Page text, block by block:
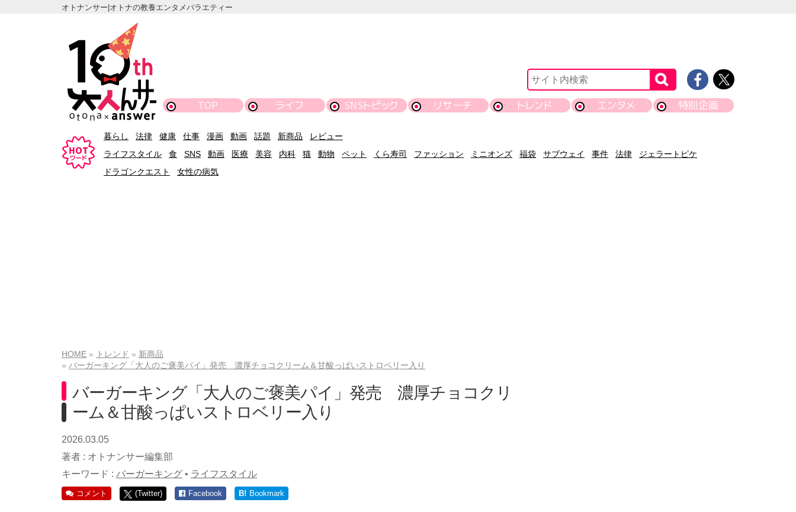
オトナンサー|オトナの教養エンタメバラエティー
TOP ライフ SNSトピック リサーチ トレンド エンタメ 特別企画
暮らし 法律 健康 仕事 漫画 動画 話題 新商品
レビュー
ライフスタイル
食 SNS 動画 医療 美容 内科 猫 動物 ペット くら寿司 ファッション ミニオンズ 福袋 サブウェイ 事件 法律
ジェラートピケ
ドラゴンクエスト
女性の病気
HOME トレンド
新商品
バーガーキング「大人のご褒美パイ」発売 濃厚チョコクリーム＆甘酸っぱいストロベリー入り
バーガーキング「大人のご褒美パイ」発売 濃厚チョコクリ
ーム＆甘酸っぱいストロベリー入り
2026.03.05
著者 : オトナンサー編集部
キーワード : バーガーキング • ライフスタイル
コメント (Twitter) Facebook B! Bookmark